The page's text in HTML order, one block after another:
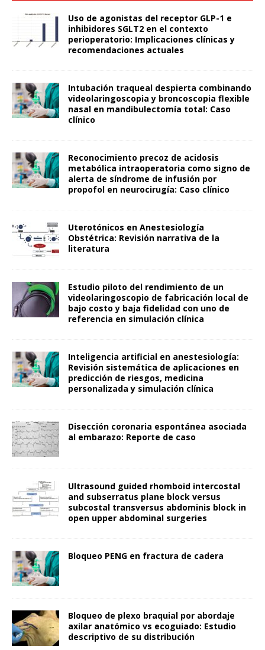
Uso de agonistas del receptor GLP-1 e
inhibidores SGLT2 en el contexto
perioperatorio: Implicaciones clínicas y
recomendaciones actuales
Intubación traqueal despierta combinando
videolaringoscopia y broncoscopia flexible
nasal en mandibulectomía total: Caso
clínico
Reconocimiento precoz de acidosis
metabólica intraoperatoria como signo de
alerta de síndrome de infusión por
propofol en neurocirugía: Caso clínico
Uterotónicos en Anestesiología
Obstétrica: Revisión narrativa de la
literatura
Estudio piloto del rendimiento de un
videolaringoscopio de fabricación local de
bajo costo y baja fidelidad con uno de
referencia en simulación clínica
Inteligencia artificial en anestesiología:
Revisión sistemática de aplicaciones en
predicción de riesgos, medicina
personalizada y simulación clínica
Disección coronaria espontánea asociada
al embarazo: Reporte de caso
Ultrasound guided rhomboid intercostal
and subserratus plane block versus
subcostal transversus abdominis block in
open upper abdominal surgeries
Bloqueo PENG en fractura de cadera
Bloqueo de plexo braquial por abordaje
axilar anatómico vs ecoguiado: Estudio
descriptivo de su distribución